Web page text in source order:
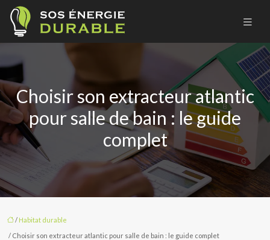
Choisir son extracteur atlantic
pour salle de bain : le guide
complet
/ Habitat durable
/ Choisir son extracteur atlantic pour salle de bain : le guide complet